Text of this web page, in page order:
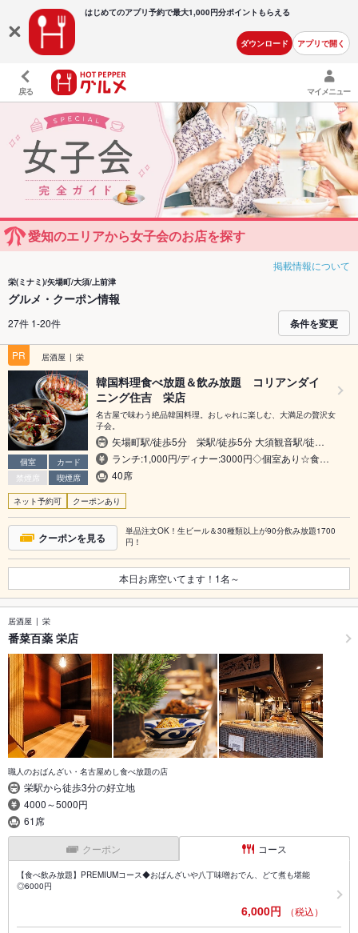
はじめてのアプリ予約で最大1,000円分ポイントもらえる
ダウンロード アプリで開く
戻る マイメニュー
愛知のエリアから女子会のお店を探す
掲載情報について
栄(ミナミ)/矢場町/大須/上前津
グルメ・クーポン情報
27件 1-20件 条件を変更
PR 居酒屋 栄
個室
カード
禁煙席
喫煙席
韓国料理食べ放題＆飲み放題 コリアンダイ
ニング住吉 栄店
名古屋で味わう絶品韓国料理。おしゃれに楽しむ、大満足の贅沢女
子会。
矢場町駅/徒歩5分 栄駅/徒歩5分 大須観音駅/徒…
ランチ:1,000円/ディナー:3000円◇個室あり☆食…
40席
ネット予約可 クーポンあり
クーポンを見る
単品注文OK！生ビール＆30種類以上が90分飲み放題1700
円！
本日お席空いてます！ 1名～
居酒屋 栄
番菜百薬 栄店
職人のおばんざい・名古屋めし食べ放題の店
栄駅から徒歩3分の好立地
4000～5000円
61席
クーポン コース
【食べ飲み放題】PREMIUMコース◆おばんざいや八丁味噌おでん、どて煮も堪能
◎6000円
6,000円 （税込）